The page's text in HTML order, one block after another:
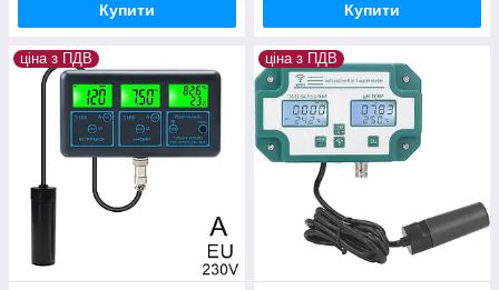
Купити Купити
ціна з ПДВ ціна з ПДВ